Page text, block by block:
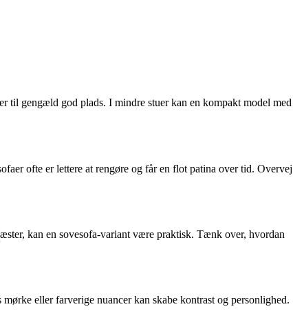
til gengæld god plads. I mindre stuer kan en kompakt model med
ofte er lettere at rengøre og får en flot patina over tid. Overvej
kan en sovesofa-variant være praktisk. Tænk over, hvordan
eller farverige nuancer kan skabe kontrast og personlighed.